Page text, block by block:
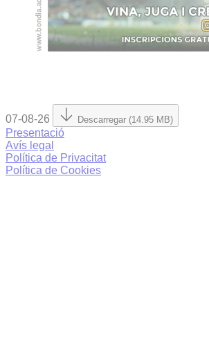
07-08-26 Descarregar (14.95 MB)
Presentació
Avís legal
Política de Privacitat
Política de Cookies